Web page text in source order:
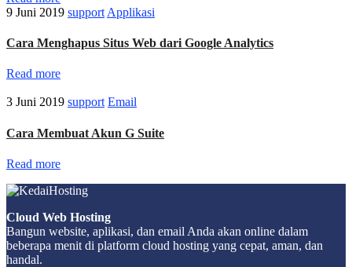
9 Juni 2019 support Applikasi
Cara Menghapus Situs Web dari Google Analytics
Read more
3 Juni 2019 support Email
Cara Membuat Akun G Suite
Read more
Cloud Web Hosting
Bangun website, aplikasi, dan email Anda akan online dalam
beberapa menit di platform cloud hosting yang cepat, aman, dan
handal.